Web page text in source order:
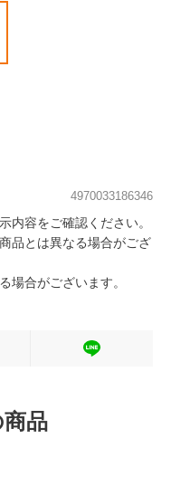
4970033186346
内容をご確認ください。
品とは異なる場合がござ
場合がございます。
でシェアするLINEでシェ
品